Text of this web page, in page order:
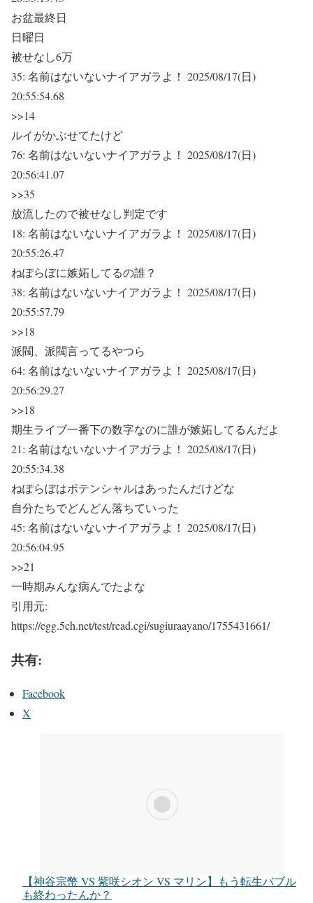
お盆最終日
日曜日
被せなし6万
35: 名前はないないナイアガラよ！ 2025/08/17(日)
20:55:54.68
>>14
ルイがかぶせてたけど
76: 名前はないないナイアガラよ！ 2025/08/17(日)
20:56:41.07
>>35
放流したので被せなし判定です
18: 名前はないないナイアガラよ！ 2025/08/17(日)
20:55:26.47
ねぽらぼに嫉妬してるの誰？
38: 名前はないないナイアガラよ！ 2025/08/17(日)
20:55:57.79
>>18
派閥、派閥言ってるやつら
64: 名前はないないナイアガラよ！ 2025/08/17(日)
20:56:29.27
>>18
期生ライブ一番下の数字なのに誰が嫉妬してるんだよ
21: 名前はないないナイアガラよ！ 2025/08/17(日)
20:55:34.38
ねぽらぼはポテンシャルはあったんだけどな
自分たちでどんどん落ちていった
45: 名前はないないナイアガラよ！ 2025/08/17(日)
20:56:04.95
>>21
一時期みんな病んでたよな
引用元:
https://egg.5ch.net/test/read.cgi/sugiuraayano/1755431661/
共有:
Facebook
X
【神谷宗幣 VS 紫咲シオン VS マリン】もう転生バブル
も終わったんか？